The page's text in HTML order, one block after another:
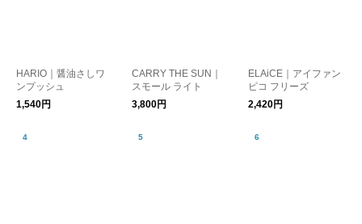
HARIO｜醤油さしワ
ンプッシュ
1,540円
CARRY THE SUN｜
スモール ライト
3,800円
ELAiCE｜アイファン
ピコ フリーズ
2,420円